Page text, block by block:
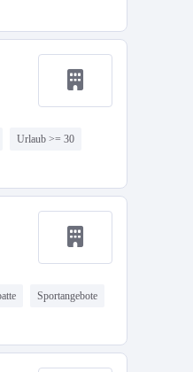
Urlaub >= 30
Sportangebote